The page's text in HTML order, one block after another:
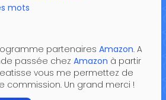
mots
partenaires Amazon. A
passée chez Amazon à partir
vous me permettez de
commission. Un grand merci !